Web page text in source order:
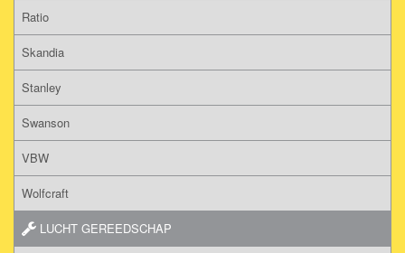
Ratio
Skandia
Stanley
Swanson
VBW
Wolfcraft
LUCHT GEREEDSCHAP